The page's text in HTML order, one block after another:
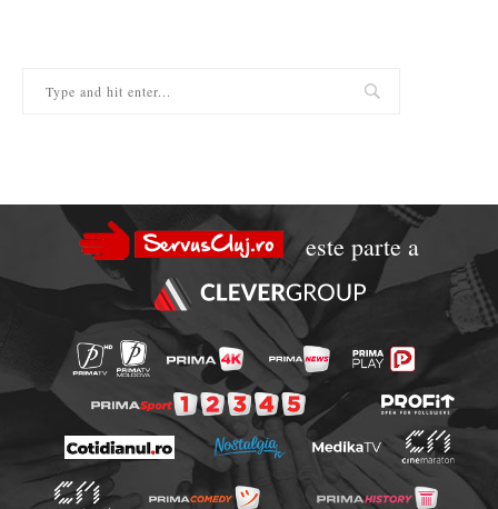
este parte a